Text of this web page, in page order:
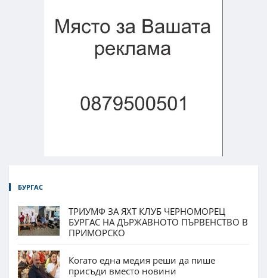
БУРГАС
ТРИУМФ ЗА ЯХТ КЛУБ ЧЕРНОМОРЕЦ
БУРГАС НА ДЪРЖАВНОТО ПЪРВЕНСТВО В
ПРИМОРСКО
Когато една медия реши да пише
присъди вместо новини